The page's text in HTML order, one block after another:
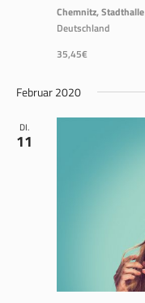
Chemnitz, Stadthalle
Deutschland
35,45€
Februar 2020
DI.
11